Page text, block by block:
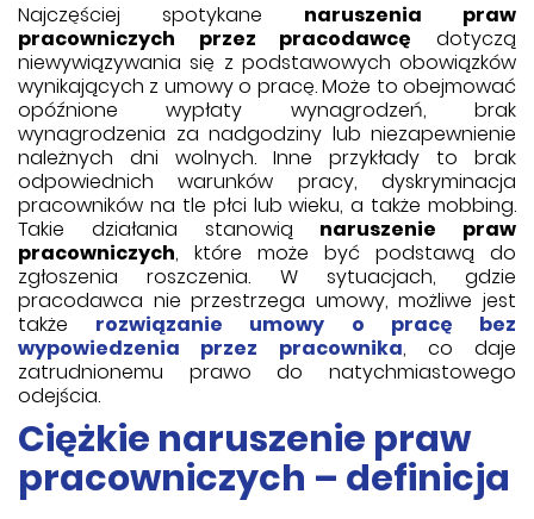
Najczęściej spotykane naruszenia praw
pracowniczych przez pracodawcę dotyczą
niewywiązywania się z podstawowych obowiązków
wynikających z umowy o pracę. Może to obejmować
opóźnione wypłaty wynagrodzeń, brak
wynagrodzenia za nadgodziny lub niezapewnienie
należnych dni wolnych. Inne przykłady to brak
odpowiednich warunków pracy, dyskryminacja
pracowników na tle płci lub wieku, a także mobbing.
Takie działania stanowią naruszenie praw
pracowniczych, które może być podstawą do
zgłoszenia roszczenia. W sytuacjach, gdzie
pracodawca nie przestrzega umowy, możliwe jest
także rozwiązanie umowy o pracę bez
wypowiedzenia przez pracownika, co daje
zatrudnionemu prawo do natychmiastowego
odejścia.
Ciężkie naruszenie praw
pracowniczych – definicja